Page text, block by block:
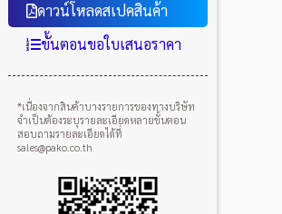
ดาวน์โหลดสเปคสินค้า
ขั้นตอนขอใบเสนอราคา
*เนื่องจากสินค้าบางรายการของทางบริษัท
จำเป็นต้องระบุรายละเอียดหลายขั้นตอน
สอบถามรายละเอียดได้ที่
sales@pako.co.th